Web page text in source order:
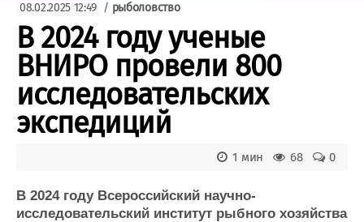
Судоходство
Судоремонт
События
Пресс-релизы
Порты
ВМФ
Образование
Яхты и катера
Еще
Пульс
Новости
Доска объявлений
Продажа флота
08.02.2025 12:49 / рыболовство
В 2024 году ученые
ВНИРО провели 800
исследовательских
экспедиций
0
68
1 мин
В 2024 году Всероссийский научно-
исследовательский институт рыбного хозяйства